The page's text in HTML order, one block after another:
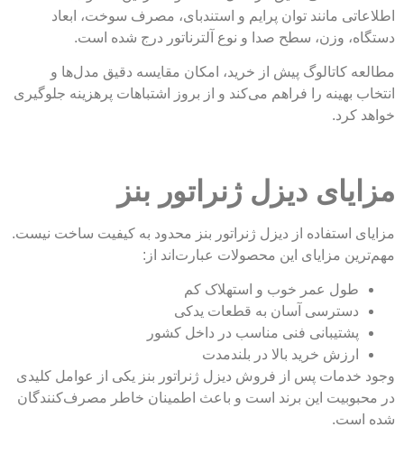
اطلاعاتی مانند توان پرایم و استندبای، مصرف سوخت، ابعاد
دستگاه، وزن، سطح صدا و نوع آلترناتور درج شده است.
مطالعه کاتالوگ پیش از خرید، امکان مقایسه دقیق مدل‌ها و
انتخاب بهینه را فراهم می‌کند و از بروز اشتباهات پرهزینه جلوگیری
خواهد کرد.
مزایای دیزل ژنراتور بنز
مزایای استفاده از دیزل ژنراتور بنز محدود به کیفیت ساخت نیست.
مهم‌ترین مزایای این محصولات عبارت‌اند از:
طول عمر خوب و استهلاک کم
دسترسی آسان به قطعات یدکی
پشتیبانی فنی مناسب در داخل کشور
ارزش خرید بالا در بلندمدت
وجود خدمات پس از فروش دیزل ژنراتور بنز یکی از عوامل کلیدی
در محبوبیت این برند است و باعث اطمینان خاطر مصرف‌کنندگان
شده است.